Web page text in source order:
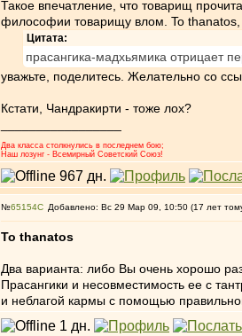
Такое впечатление, что товарищ
философии товарищу влом. To thanatos,
Цитата:
прасангика-мадхьямика отрицает
уважьте, поделитесь. Желательно со
Кстати, Чандракирти - тоже лох?
Два класса столкнулись в последнем бою;
Наш лозунг - Всемирный Советский Союз!
№65154 Добавлено: Вс 29 Мар 09, 10:50 (17 лет
To thanatos
Два варианта: либо Вы очень хорошо
Прасангики и несовместимость ее с
и неблагой кармы с помощью